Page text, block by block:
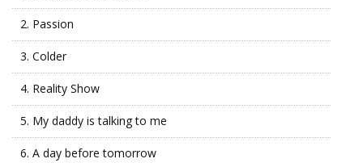
2. Passion
3. Colder
4. Reality Show
5. My daddy is talking to me
6. A day before tomorrow